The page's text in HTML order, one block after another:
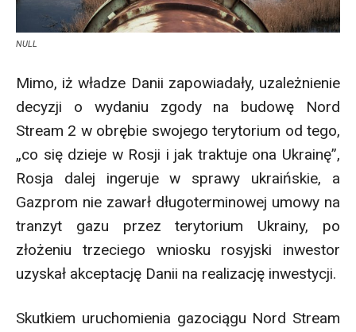
NULL
Mimo, iż władze Danii zapowiadały, uzależnienie
decyzji o wydaniu zgody na budowę Nord
Stream 2 w obrębie swojego terytorium od tego,
„co się dzieje w Rosji i jak traktuje ona Ukrainę”,
Rosja dalej ingeruje w sprawy ukraińskie, a
Gazprom nie zawarł długoterminowej umowy na
tranzyt gazu przez terytorium Ukrainy, po
złożeniu trzeciego wniosku rosyjski inwestor
uzyskał akceptację Danii na realizację inwestycji.
Skutkiem uruchomienia gazociągu Nord Stream